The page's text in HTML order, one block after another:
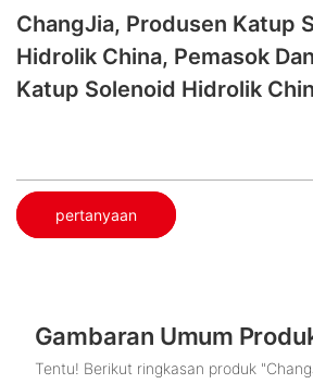
ChangJia, Produsen Katup
Hidrolik China, Pemasok
Katup Solenoid Hidrolik
pertanyaan
Gambaran Umum
Tentu! Berikut ringkasan produk